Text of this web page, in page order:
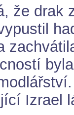
že drak
Izrael